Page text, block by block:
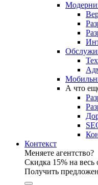
А что
Контекст
Меняете агентство?
Скидка 15% на весь
Получить